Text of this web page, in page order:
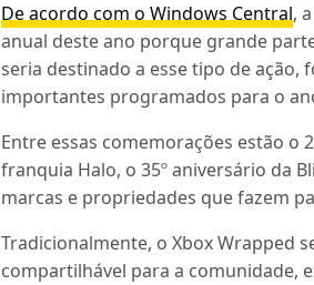
De acordo com o Windows Central,
anual deste ano porque grande
seria destinado a esse tipo de
importantes programados para o
Entre essas comemorações estão o
franquia Halo, o 35º aniversário da
marcas e propriedades que fazem
Tradicionalmente, o Xbox Wrapped
compartilhável para a comunidade,